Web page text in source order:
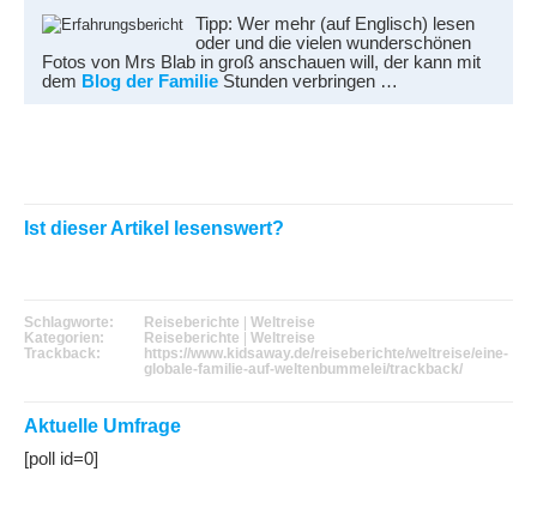
Tipp: Wer mehr (auf Englisch) lesen
oder und die vielen wunderschönen
Fotos von Mrs Blab in groß anschauen will, der kann mit
dem Blog der Familie Stunden verbringen …
Ist dieser Artikel lesenswert?
Schlagworte: Reiseberichte
Weltreise
Kategorien:
Reiseberichte
Weltreise
Trackback:
https://www.kidsaway.de/reiseberichte/weltreise/eine-
globale-familie-auf-weltenbummelei/trackback/
Aktuelle Umfrage
[poll id=0]